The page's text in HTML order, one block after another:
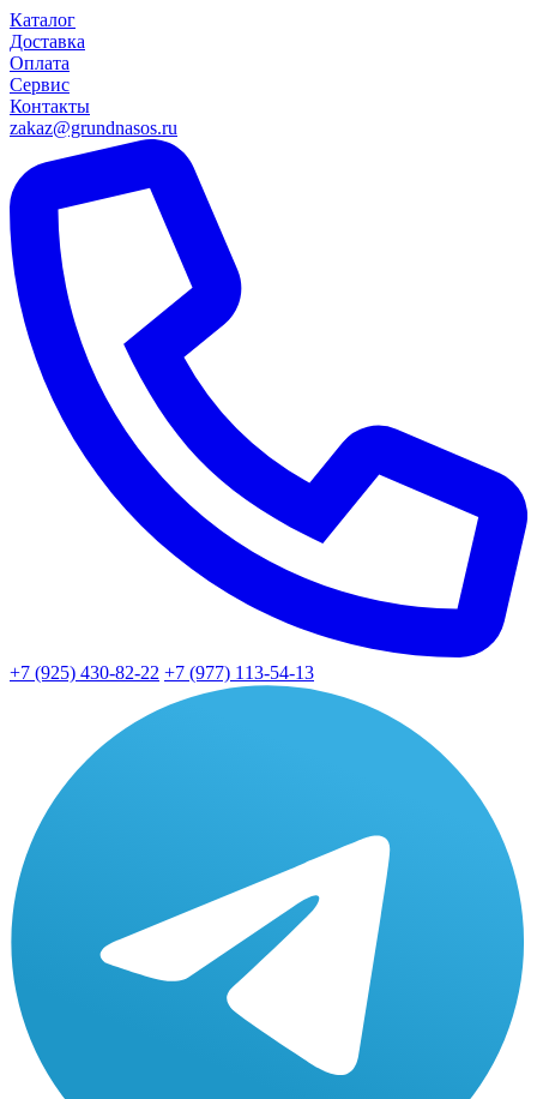
Каталог
Доставка
Оплата
Сервис
Контакты
zakaz@grundnasos.ru
+7 (925) 430-82-22 +7 (977) 113-54-13